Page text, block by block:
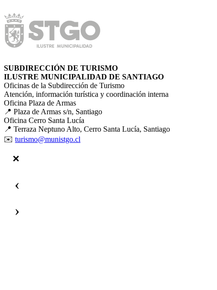
SUBDIRECCIÓN DE TURISMO
ILUSTRE MUNICIPALIDAD DE SANTIAGO
Oficinas de la Subdirección de Turismo
Atención, información turística y coordinación interna
Oficina Plaza de Armas
📍 Plaza de Armas s/n, Santiago
Oficina Cerro Santa Lucía
📍 Terraza Neptuno Alto, Cerro Santa Lucía, Santiago
✉️ turismo@munistgo.cl
‹
›